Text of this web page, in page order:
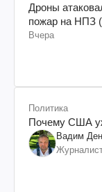
Дроны
пожар на НПЗ
Вчера
Политика
Почему США
Вадим